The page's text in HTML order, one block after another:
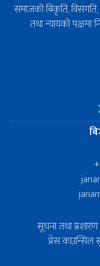
समाजको बिकृति, विसंगति,
तथा न्यायको पक्षमा
सूचना तथा
प्रेस